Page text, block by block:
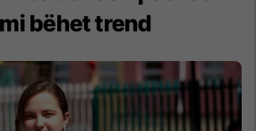
bëhet trend